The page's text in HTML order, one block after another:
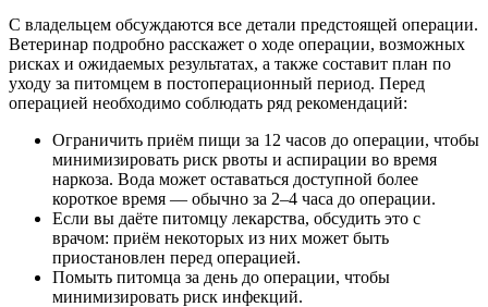
С владельцем обсуждаются все детали предстоящей операции.
Ветеринар подробно расскажет о ходе операции, возможных
рисках и ожидаемых результатах, а также составит план по
уходу за питомцем в постоперационный период. Перед
операцией необходимо соблюдать ряд рекомендаций:
Ограничить приём пищи за 12 часов до операции, чтобы
минимизировать риск рвоты и аспирации во время
наркоза. Вода может оставаться доступной более
короткое время — обычно за 2–4 часа до операции.
Если вы даёте питомцу лекарства, обсудить это с
врачом: приём некоторых из них может быть
приостановлен перед операцией.
Помыть питомца за день до операции, чтобы
минимизировать риск инфекций.